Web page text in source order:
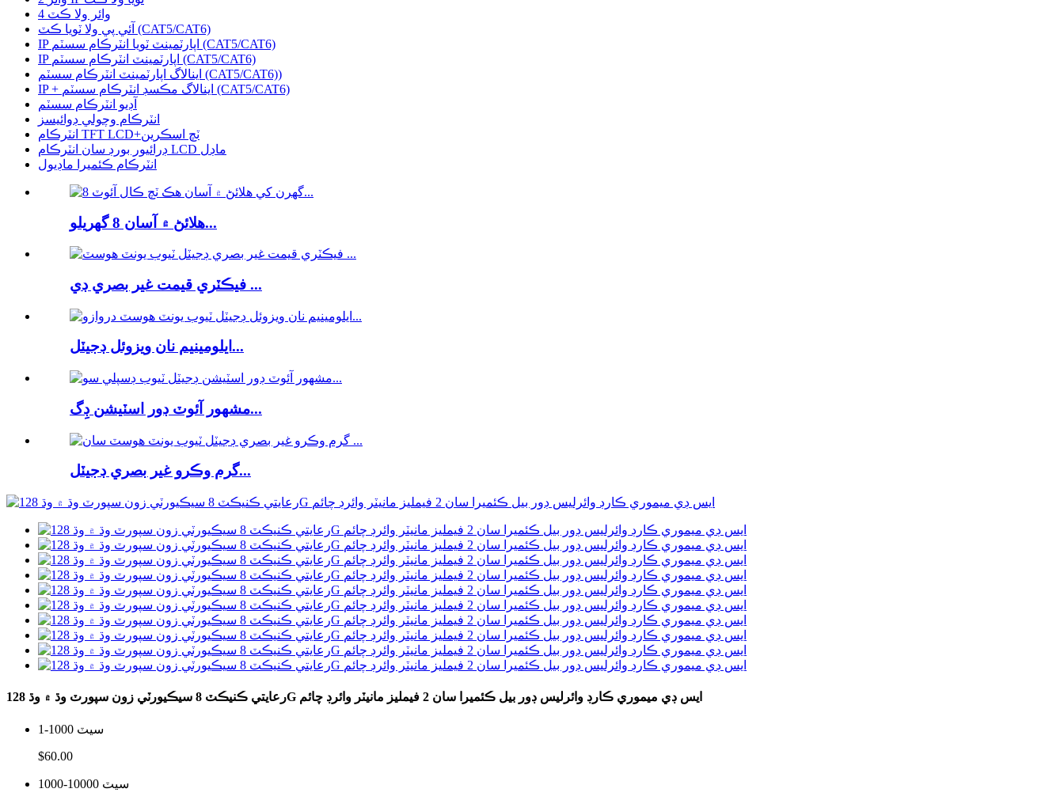
4 وائر ولا ڪٽ
آئي پي ولا ٽويا ڪٽ (CAT5/CAT6)
IP اپارٽمينٽ ٽويا انٽرڪام سسٽم (CAT5/CAT6)
IP اپارٽمينٽ انٽرڪام سسٽم (CAT5/CAT6)
اينالاگ اپارٽمينٽ انٽرڪام سسٽم (CAT5/CAT6))
IP + اينالاگ مڪسڊ انٽرڪام سسٽم (CAT5/CAT6)
آڊيو انٽرڪام سسٽم
انٽرڪام وچولي ڊوائيسز
انٽرڪام TFT LCD+ٽچ اسڪرين
ڊرائيور بورڊ سان انٽرڪام LCD ماڊل
انٽرڪام ڪئميرا ماڊيول
هلائڻ ۾ آسان 8 گهريلو...
فيڪٽري قيمت غير بصري ڊي ...
ايلومينيم نان ويزوئل ڊجيٽل...
مشهور آئوٽ ڊور اسٽيشن ڊِگ...
گرم وڪرو غير بصري ڊجيٽل...
رعايتي ڪنيڪٽ 8 سيڪيورٽي زون سپورٽ وڌ ۾ وڌ 128G ايس ڊي ميموري ڪارڊ وائرليس ڊور بيل ڪئميرا سان 2 فيمليز مانيٽر وائرڊ چائم
1-1000 سيٽ
$60.00
1000-10000 سيٽ